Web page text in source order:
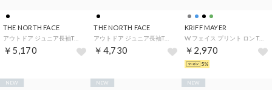
THE NORTH FACE
￥5,170
THE NORTH FACE
￥4,730
KRIFF MAYER
W フェイス プリント ロン Tシャツ (大きさ比べ) （SAX）
￥2,970
5%
NEW NEW NEW